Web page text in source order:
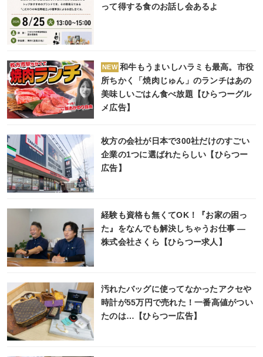
って得する食のお話し会あるよ
NEW 和牛もうまいしハラミも最高。市役
所ちかく「焼肉じゅん」のランチはあの
美味しいごはん食べ放題【ひらつーグル
メ広告】
枚方の会社が日本で300社だけのすごい
企業の1つに選ばれたらしい【ひらつー
広告】
経験も資格も無くてOK！『お家の困っ
た』をなんでも解決しちゃうお仕事 ―
株式会社さくら【ひらつー求人】
汚れたバッグに使ってなかったアクセや
時計が55万円で売れた！一番高値がつい
たのは…【ひらつー広告】